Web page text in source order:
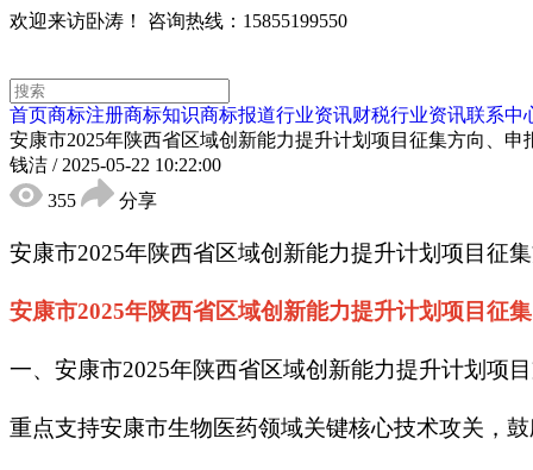
欢迎来访卧涛！ 咨询热线：15855199550
首页商标注册商标知识商标报道行业资讯财税行业资讯联系中
安康市2025年陕西省区域创新能力提升计划项目征集方向、申
钱洁 / 2025-05-22 10:22:00
355
分享
安康市2025年陕西省区域创新能力提升计划项目征
安康市2025年陕西省区域创新能力提升计划项目征
一、安康市2025年陕西省区域创新能力提升计划项
重点支持安康市生物医药领域关键核心技术攻关，